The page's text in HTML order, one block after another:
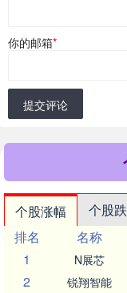
你的邮箱*
提交评论
个股涨幅 个股
排名
名称
1
N展芯
2 锐翔智能